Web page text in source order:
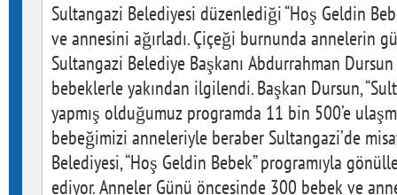
Sultangazi Belediyesi düzenlediği “Hoş Geldin
ve annesini ağırladı. Çiçeği burnunda annelerin
Sultangazi Belediye Başkanı Abdurrahman
bebeklerle yakından ilgilendi. Başkan Dursun,
yapmış olduğumuz programda 11 bin 500’e
bebeğimizi anneleriyle beraber Sultangazi’de
Belediyesi, “Hoş Geldin Bebek” programıyla
ediyor. Anneler Günü öncesinde 300 bebek ve